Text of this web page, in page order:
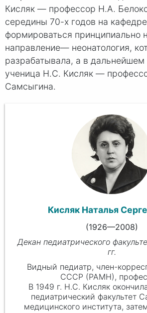
Кисляк — профессор Н.А.
середины 70-х годов на
формироваться принципиально
направление— неонатология,
разрабатывала, а в дальнейшем
ученица Н.С. Кисляк —
Самсыгина.
Кисляк Наталья
(1926—2008)
Декан педиатрического
гг.
Видный педиатр, член-
СССР (РАМН),
В 1949 г. Н.С. Кисляк
педиатрический факультет
медицинского института,